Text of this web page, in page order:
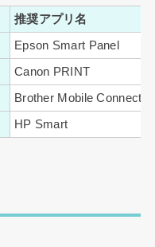
推奨アプリ名
Epson Smart Panel
Canon PRINT
Brother Mobile Connect
HP Smart